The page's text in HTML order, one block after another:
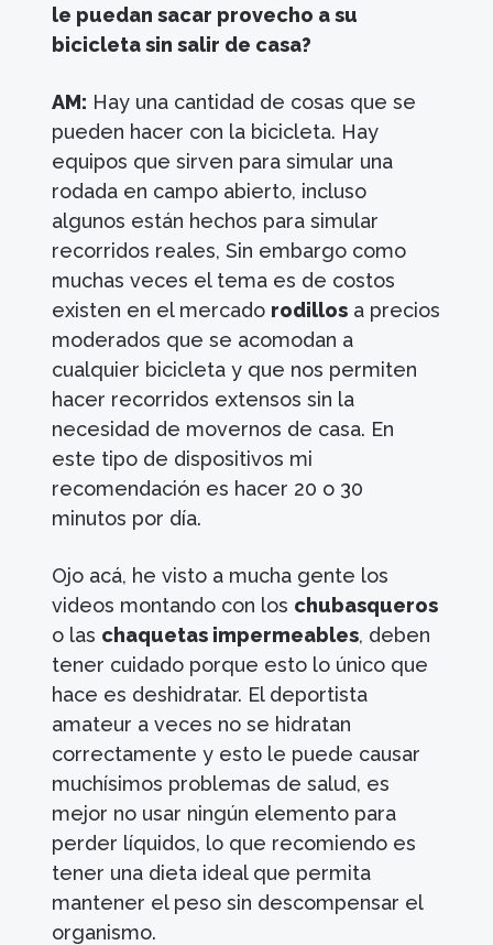
le puedan sacar provecho a su
bicicleta sin salir de casa?
AM: Hay una cantidad de cosas que se
pueden hacer con la bicicleta. Hay
equipos que sirven para simular una
rodada en campo abierto, incluso
algunos están hechos para simular
recorridos reales, Sin embargo como
muchas veces el tema es de costos
existen en el mercado rodillos a precios
moderados que se acomodan a
cualquier bicicleta y que nos permiten
hacer recorridos extensos sin la
necesidad de movernos de casa. En
este tipo de dispositivos mi
recomendación es hacer 20 o 30
minutos por día.
Ojo acá, he visto a mucha gente los
videos montando con los chubasqueros
o las chaquetas impermeables, deben
tener cuidado porque esto lo único que
hace es deshidratar. El deportista
amateur a veces no se hidratan
correctamente y esto le puede causar
muchísimos problemas de salud, es
mejor no usar ningún elemento para
perder líquidos, lo que recomiendo es
tener una dieta ideal que permita
mantener el peso sin descompensar el
organismo.